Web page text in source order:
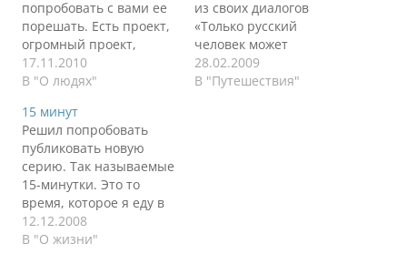
попробовать с вами ее
порешать. Есть проект,
огромный проект,
множество
подразделений
внутренних команд в
проекте, крайне сжатые
сроки и много людей.
Задача - всем этим
управлять. Любая книга
по управлению
проектом скажет -
делегируй,
17.11.2010
В "О людях"
из своих диалогов
«Только русский
человек может
материться при виде
неземной красоты».
28.02.2009
В "Путешествия"
15 минут
Решил попробовать
публиковать новую
серию. Так называемые
15-минутки. Это то
время, которое я еду в
метро. Для пробы:
09.12.08 Москва явно не
12.12.2008
В "О жизни"